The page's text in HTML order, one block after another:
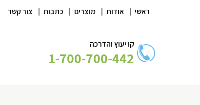
ראשי | אודות | מוצרים | כתבות | צור קשר
קו יעוץ והדרכה
1-700-700-442